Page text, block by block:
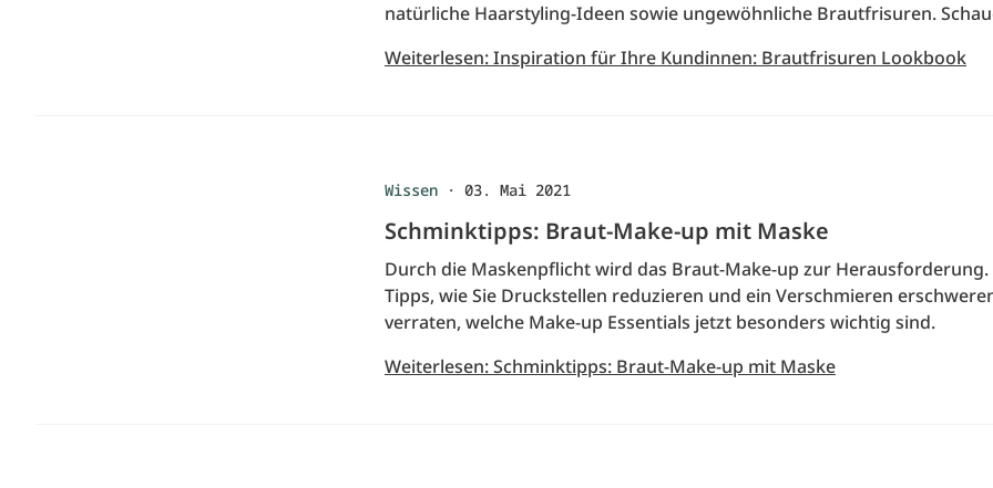
natürliche Haarstyling-Ideen sowie ungewöhnliche Brautfrisuren.
Weiterlesen: Inspiration für Ihre Kundinnen: Brautfrisuren Lookbook
Wissen · 03. Mai 2021
Schminktipps: Braut-Make-up mit Maske
Durch die Maskenpflicht wird das Braut-Make-up zur Herausforderung.
Tipps, wie Sie Druckstellen reduzieren und ein Verschmieren
verraten, welche Make-up Essentials jetzt besonders wichtig sind.
Weiterlesen: Schminktipps: Braut-Make-up mit Maske